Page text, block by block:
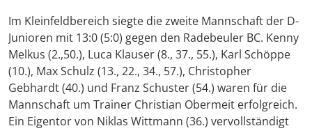
Im Kleinfeldbereich siegte die zweite Mannschaft der D-
Junioren mit 13:0 (5:0) gegen den Radebeuler BC. Kenny
Melkus (2.,50.), Luca Klauser (8., 37., 55.), Karl Schöppe
(10.), Max Schulz (13., 22., 34., 57.), Christopher
Gebhardt (40.) und Franz Schuster (54.) waren für die
Mannschaft um Trainer Christian Obermeit erfolgreich.
Ein Eigentor von Niklas Wittmann (36.) vervollständigt